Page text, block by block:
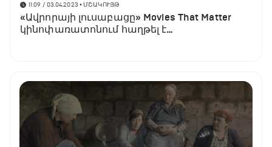
11:09 / 03.04.2023 • ՄՇԱԿՈՒՅԹ
«Ավրորայի լուսաբացը» Movies That Matter
կինոփառատոնում հաղթել է